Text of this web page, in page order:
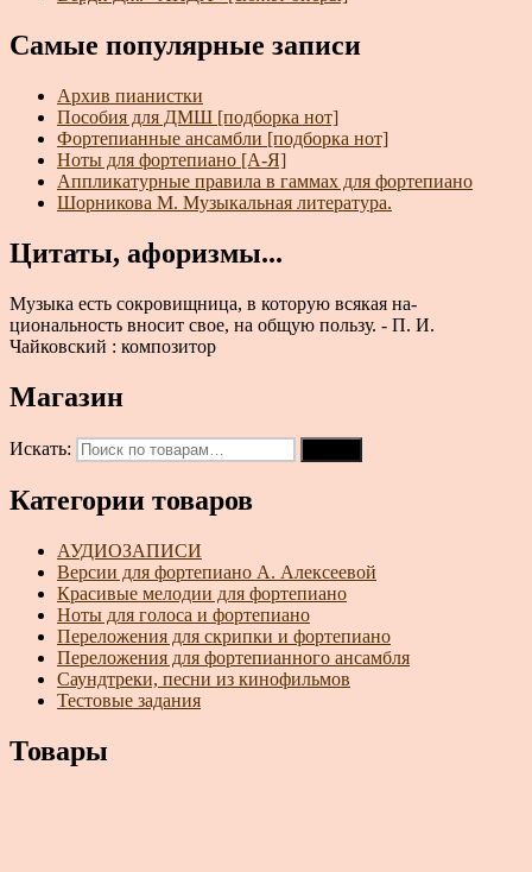
Самые популярные записи
Архив пианистки
Пособия для ДМШ [подборка нот]
Фортепианные ансамбли [подборка нот]
Ноты для фортепиано [А-Я]
Аппликатурные правила в гаммах для фортепиано
Шорникова М. Музыкальная литература.
Цитаты, афоризмы...
Музыка есть сокровищница, в которую всякая на­
циональность вносит свое, на общую пользу. - П. И.
Чайковский : композитор
Магазин
Искать:
Категории товаров
АУДИОЗАПИСИ
Версии для фортепиано А. Алексеевой
Красивые мелодии для фортепиано
Ноты для голоса и фортепиано
Переложения для скрипки и фортепиано
Переложения для фортепианного ансамбля
Саундтреки, песни из кинофильмов
Тестовые задания
Товары